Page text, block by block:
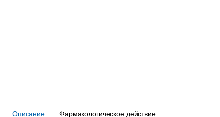
Описание Фармакологическое действие